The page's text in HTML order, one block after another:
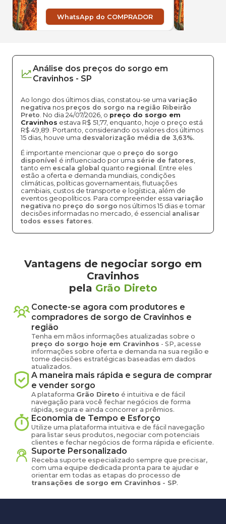
WhatsApp do COMPRADOR
Análise dos preços do sorgo em
Cravinhos - SP
Ao longo dos últimos dias, constatou-se uma variação
negativa nos preços do sorgo na região Ribeirão
Preto. No dia 24/07/2026, o preço do sorgo em
Cravinhos estava R$ 51,77, enquanto, hoje o preço está
R$ 49,89. Portanto, considerando os valores dos últimos
15 dias, houve uma desvalorização média de 3,63%.
É importante mencionar que o preço do sorgo
disponível é influenciado por uma série de fatores,
tanto em escala global quanto regional . Entre eles
estão a oferta e demanda mundiais, condições
climáticas, políticas governamentais, flutuações
cambiais, custos de transporte e logística, além de
eventos geopolíticos. Para compreender essa variação
negativa no preço do sorgo nos últimos 15 dias e tomar
decisões informadas no mercado, é essencial analisar
todos esses fatores.
Vantagens de negociar sorgo em
Cravinhos
pela Grão Direto
Conecte-se agora com produtores e
compradores de sorgo de Cravinhos e
região
Tenha em mãos informações atualizadas sobre o
preço do sorgo hoje em Cravinhos - SP, acesse
informações sobre oferta e demanda na sua região e
tome decisões estratégicas baseadas em dados
atualizados.
A maneira mais rápida e segura de comprar
e vender sorgo
A plataforma Grão Direto é intuitiva e de fácil
navegação para você fechar negócios de forma
rápida, segura e ainda concorrer a prêmios.
Economia de Tempo e Esforço
Utilize uma plataforma intuitiva e de fácil navegação
para listar seus produtos, negociar com potenciais
clientes e fechar negócios de forma rápida e eficiente.
Suporte Personalizado
Receba suporte especializado sempre que precisar,
com uma equipe dedicada pronta para te ajudar e
orientar em todas as etapas do processo de
transações de sorgo em Cravinhos - SP.